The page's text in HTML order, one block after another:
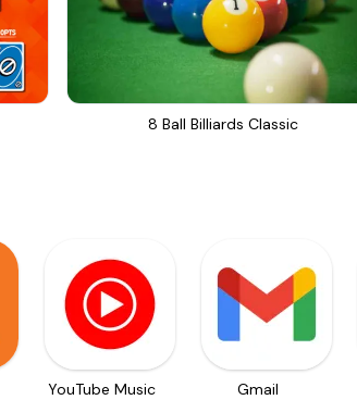
8 Ball Billiards Classic
YouTube Music Gmail